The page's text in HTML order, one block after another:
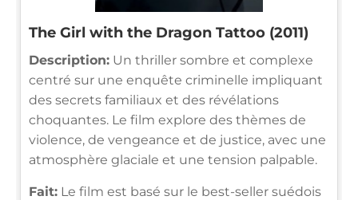
The Girl with the Dragon Tattoo (2011)
Description: Un thriller sombre et complexe
centré sur une enquête criminelle impliquant
des secrets familiaux et des révélations
choquantes. Le film explore des thèmes de
violence, de vengeance et de justice, avec une
atmosphère glaciale et une tension palpable.
Fait: Le film est basé sur le best-seller suédois